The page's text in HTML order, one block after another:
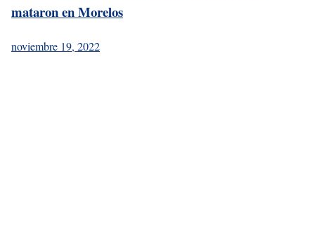
mataron en Morelos
noviembre 19, 2022